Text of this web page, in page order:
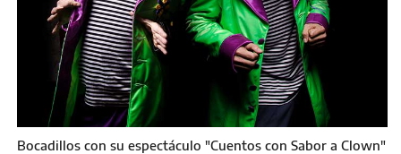
Bocadillos con su espectáculo "Cuentos con Sabor a Clown"